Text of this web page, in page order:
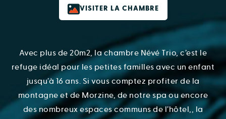
VISITER LA CHAMBRE
Avec plus de 20m2, la chambre Névé Trio, c’est le
refuge idéal pour les petites familles avec un enfant
jusqu’à 16 ans. Si vous comptez profiter de la
montagne et de Morzine, de notre spa ou encore
des nombreux espaces communs de l’hôtel,, la